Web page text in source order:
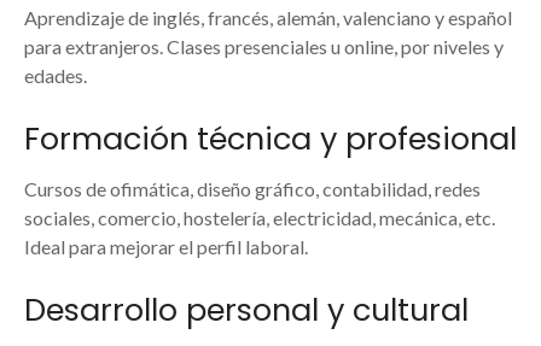
Aprendizaje de inglés, francés, alemán, valenciano y español
para extranjeros. Clases presenciales u online, por niveles y
edades.
Formación técnica y profesional
Cursos de ofimática, diseño gráfico, contabilidad, redes
sociales, comercio, hostelería, electricidad, mecánica, etc.
Ideal para mejorar el perfil laboral.
Desarrollo personal y cultural